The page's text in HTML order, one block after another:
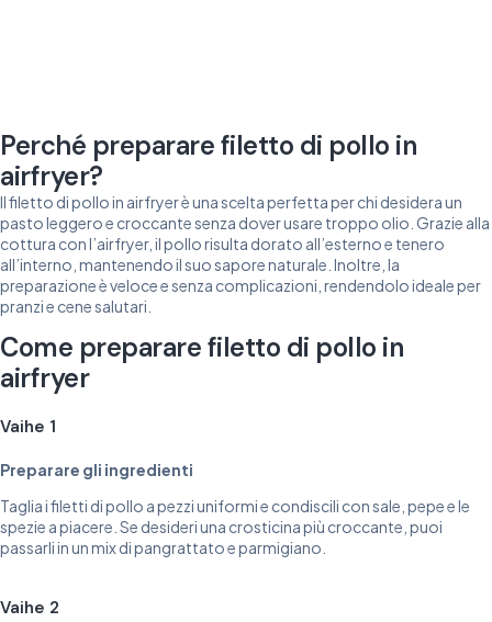
Perché preparare filetto di pollo in
airfryer?
Il filetto di pollo in airfryer è una scelta perfetta per chi desidera un
pasto leggero e croccante senza dover usare troppo olio. Grazie alla
cottura con l’airfryer, il pollo risulta dorato all’esterno e tenero
all’interno, mantenendo il suo sapore naturale. Inoltre, la
preparazione è veloce e senza complicazioni, rendendolo ideale per
pranzi e cene salutari.
Come preparare filetto di pollo in
airfryer
Vaihe 1
Preparare gli ingredienti
Taglia i filetti di pollo a pezzi uniformi e condiscili con sale, pepe e le
spezie a piacere. Se desideri una crosticina più croccante, puoi
passarli in un mix di pangrattato e parmigiano.
Vaihe 2